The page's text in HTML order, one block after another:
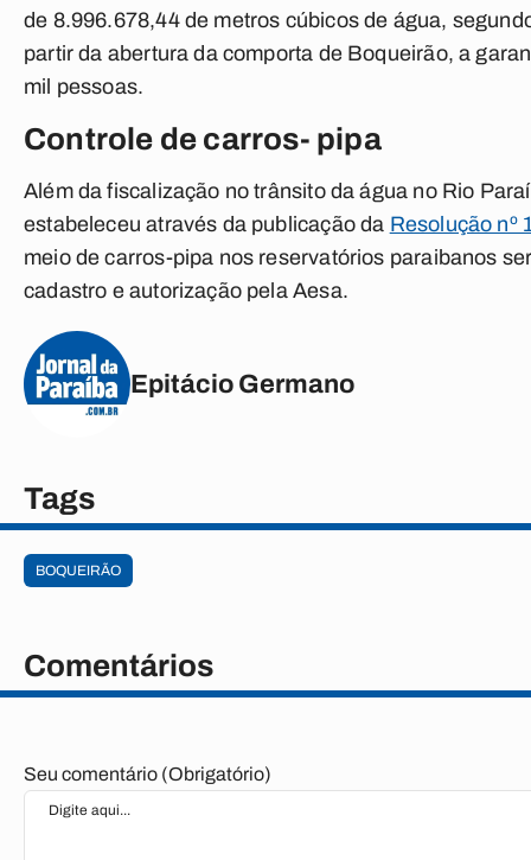
de 8.996.678,44 de metros cúbicos de água,
partir da abertura da comporta de Boqueirão, a
mil pessoas.
Controle de carros- pipa
Além da fiscalização no trânsito da água no Rio
estabeleceu através da publicação da Resolução nº
meio de carros-pipa nos reservatórios paraibanos
cadastro e autorização pela Aesa.
Epitácio Germano
Tags
BOQUEIRÃO
Comentários
Seu comentário (Obrigatório)